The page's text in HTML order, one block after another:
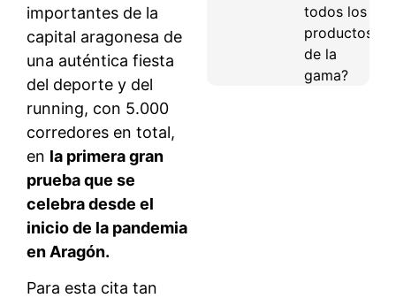
importantes de la
capital aragonesa de
una auténtica fiesta
del deporte y del
running, con 5.000
corredores en total,
en la primera gran
prueba que se
celebra desde el
inicio de la pandemia
en Aragón.
Para esta cita tan
todos los
productos
de la
gama?